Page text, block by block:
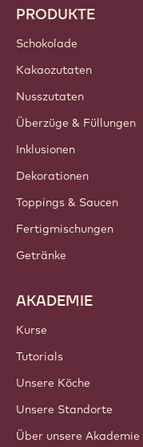
PRODUKTE
Schokolade
Kakaozutaten
Nusszutaten
Überzüge & Füllungen
Inklusionen
Dekorationen
Toppings & Saucen
Fertigmischungen
Getränke
AKADEMIE
Kurse
Tutorials
Unsere Köche
Unsere Standorte
Über unsere Akademie